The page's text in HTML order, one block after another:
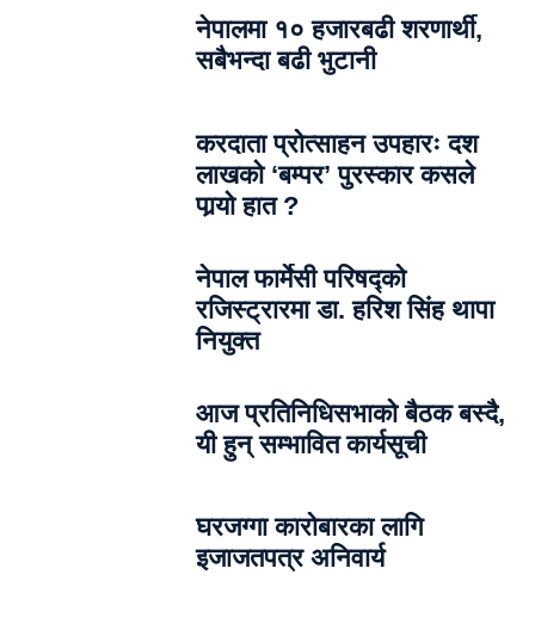
नेपालमा १० हजारबढी शरणार्थी,
सबैभन्दा बढी भुटानी
करदाता प्रोत्साहन उपहारः दश
लाखको ‘बम्पर’ पुरस्कार कसले
पार्‍याे हात ?
नेपाल फार्मेसी परिषद्को
रजिस्ट्रारमा डा. हरिश सिंह थापा
नियुक्त
आज प्रतिनिधिसभाको बैठक बस्दै,
यी हुन् सम्भावित कार्यसूची
घरजग्गा कारोबारका लागि
इजाजतपत्र अनिवार्य